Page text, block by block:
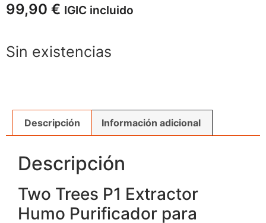
99,90 € IGIC incluido
Sin existencias
Descripción Información adicional
Descripción
Two Trees P1 Extractor
Humo Purificador para